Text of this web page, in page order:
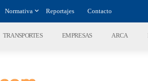
Normativa Reportajes Contacto
TRANSPORTES EMPRESAS ARCA